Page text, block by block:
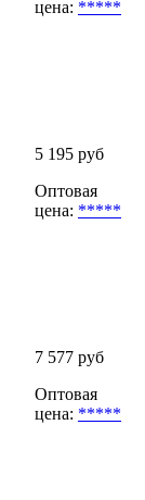
цена: *****
5 195 руб
Оптовая
цена: *****
7 577 руб
Оптовая
цена: *****